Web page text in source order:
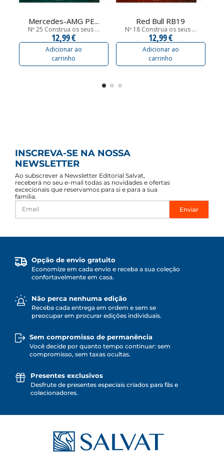
Mercedes-AMG PE...
Nº 25 Construa os seus ...
12,99 €
Adicionar ao
carrinho
Red Bull RB19
Nº 18 Construa os seus ...
12,99 €
Adicionar ao
carrinho
INSCREVA-SE NA NOSSA
NEWSLETTER
Ao subscrever a Newsletter Editorial Salvat,
receberá no seu e-mail todas as novidades e ofertas
excecionais que reservamos para si e para a sua
família.
Enviar
Opção de envio gratuito
Economize em cada envio e receba a sua coleção
confortavelmente em casa.
Não perca nenhuma edição
Receba cada entrega em ordem e sem se
preocupar em procurar edições individuais.
Sem compromisso de permanência
Você decide por quanto tempo continuar: sem
compromisso, sem taxas ocultas.
Presentes exclusivos
Desfrute de presentes especiais criados para fãs e
colecionadores.